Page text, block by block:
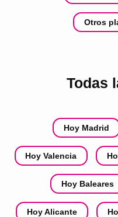
Otros
Todas
Hoy Madrid
Hoy Valencia
Hoy Baleares
Hoy Alicante